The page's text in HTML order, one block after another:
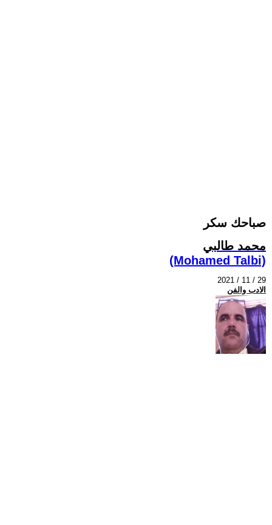
صباحك سكر
محمد طالبي
(Mohamed Talbi)
2021 / 11 / 29
الادب والفن